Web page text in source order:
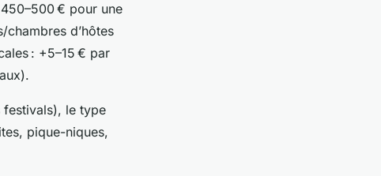
€ pour une
d’hôtes
: +5–15 € par
festivals), le type
pique-niques,